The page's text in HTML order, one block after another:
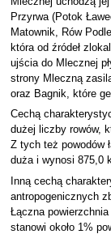
Przyrwa (Potok
Matownik, Rów
która od źródeł
ujścia do Mlecznej
strony Mleczną
oraz Bagnik, które
Cechą
dużej liczby rowów,
Z tych też powodów
duża i wynosi 875,0
Inną cechą
antropogenicznych
Łączna
stanowi około 1%